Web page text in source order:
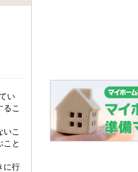
い
こ
こ
こと
に行